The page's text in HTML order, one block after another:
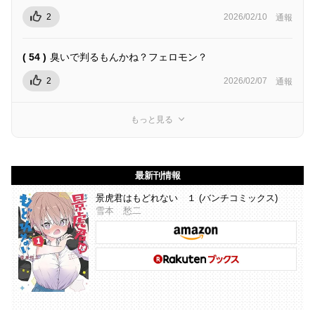
2 2026/02/10 通報
( 54 ) 臭いで判るもんかね？フェロモン？
2 2026/02/07 通報
もっと見る
最新刊情報
景虎君はもどれない １ (バンチコミックス)
雪本 愁二